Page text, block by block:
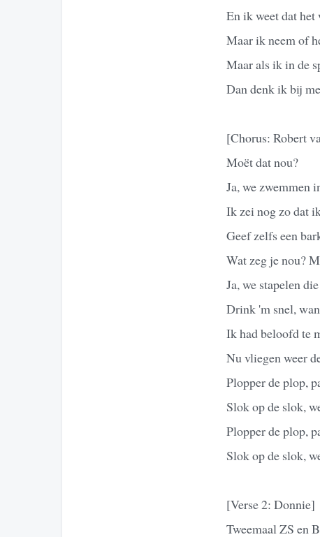
En ik weet dat het
Maar ik neem of
Maar als ik in de
Dan denk ik bij
[Chorus: Robert
Moët dat nou?
Ja, we zwemmen
Ik zei nog zo dat
Geef zelfs een
Wat zeg je nou?
Ja, we stapelеn
Drink 'm snel,
Ik had beloofd te
Nu vliegen weer
Plopper de plop,
Slok op de slok,
Plopper de plop,
Slok op de slok,
[Verse 2: Donnie]
Tweemaal ZS en